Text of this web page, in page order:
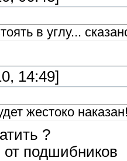
в углу...
14:49]
жестоко
?
подшибников